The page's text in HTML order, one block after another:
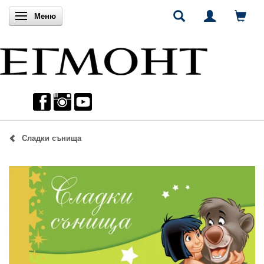
Включи навигацията
Меню
Сладки сънища